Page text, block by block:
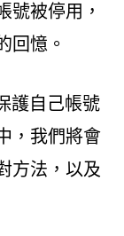
號被停用，
回憶。
護自己帳號
，我們將會
方法，以及